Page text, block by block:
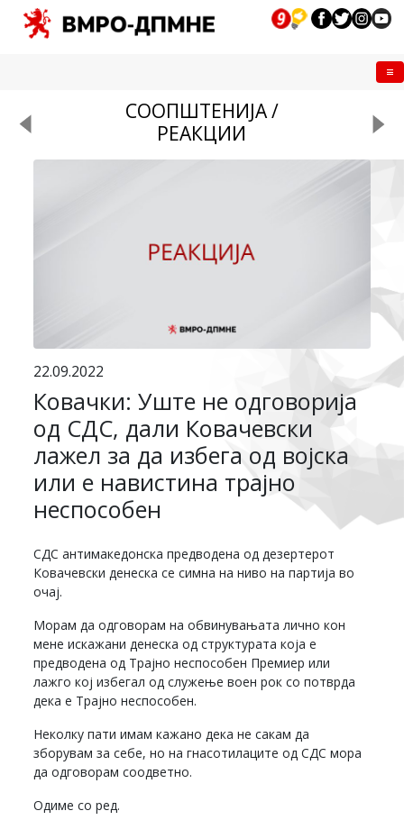
СООПШТЕНИЈА /
РЕАКЦИИ
22.09.2022
Ковачки: Уште не одговорија
од СДС, дали Ковачевски
лажел за да избега од војска
или е навистина трајно
неспособен
СДС антимакедонска предводена од дезертерот
Ковачевски денеска се симна на ниво на партија во
очај.
Морам да одговорам на обвинувањата лично кон
мене искажани денеска од структурата која е
предводена од Трајно неспособен Премиер или
лажго кој избегал од служење воен рок со потврда
дека е Трајно неспособен.
Неколку пати имам кажано дека не сакам да
зборувам за себе, но на гнасотилаците од СДС мора
да одговорам соодветно.
Одиме со ред.